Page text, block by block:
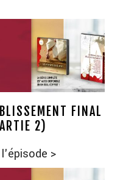
FINAL
2)
>